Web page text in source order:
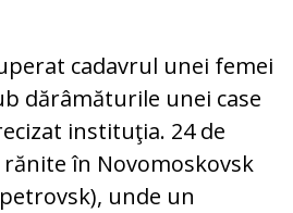
cadavrul unei femei
dărâmăturile unei case
instituţia. 24 de
în Novomoskovsk
unde un